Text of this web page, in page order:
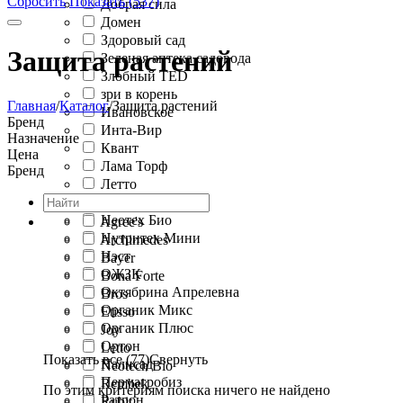
Добрая сила
Домен
Здоровый сад
Зеленая аптека садовода
Злобный TED
зри в корень
Ивановское
Инта-Вир
Квант
Лама Торф
Летто
Неотех Био
Нутритех Мини
Нэст
ОЖЗК
Октябрина Апрелевна
Органик Микс
Органик Плюс
Ортон
Палисад
Пермагробиз
Ратрон
Защита растений
Главная/Каталог/Защита растений
Бренд
Назначение
Цена
Бренд
Agree's
Archimedes
Bayer
Bona Forte
Bros
Etisso
Joy
Letto
Neotech Bio
Rembek
Показать все (77)Свернуть
По этим критериям поиска ничего не найдено